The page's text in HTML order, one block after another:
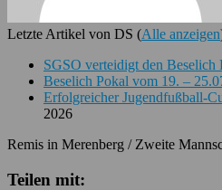
Letzte Artikel von DS (Alle anzeigen
SGSO verteidigt den Beselich
Beselich Pokal vom 19. –
Erfolgreicher Jugendfußball-
2026
Remis in Merenberg / Zweite
Teilen mit: